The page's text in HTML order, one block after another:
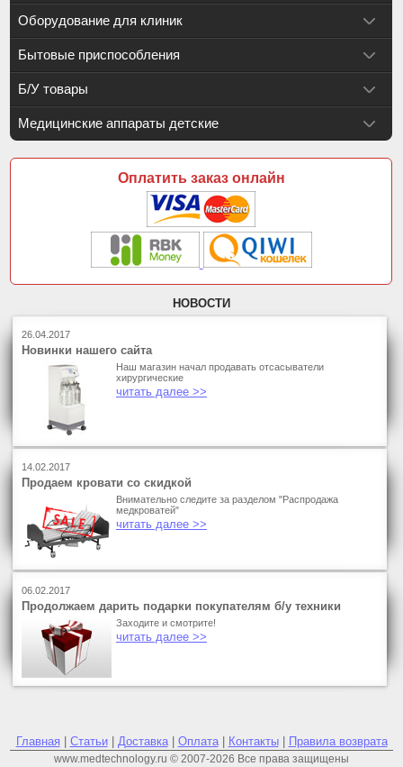
Оборудование для клиник
Бытовые приспособления
Б/У товары
Медицинские аппараты детские
Оплатить заказ онлайн
НОВОСТИ
26.04.2017
Новинки нашего сайта
Наш магазин начал продавать отсасыватели
хирургические
читать далее >>
14.02.2017
Продаем кровати со скидкой
Внимательно следите за разделом "Распродажа
медкроватей"
читать далее >>
06.02.2017
Продолжаем дарить подарки покупателям б/у техники
Заходите и смотрите!
читать далее >>
Главная | Статьи| Доставка| Оплата| Контакты| Правила возврата
www.medtechnology.ru © 2007-2026 Все права защищены